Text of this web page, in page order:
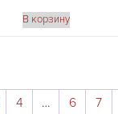
В корзину
4 … 6 7